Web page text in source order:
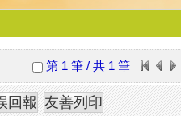
第 1 筆 / 共 1 筆